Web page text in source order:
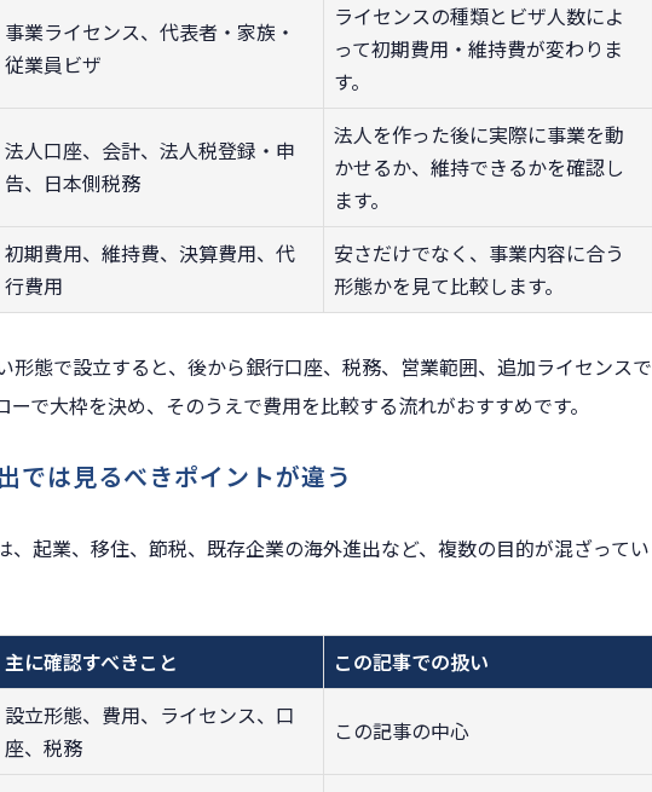
事業ライセンス、代表者・家族・
従業員ビザ
ライセンスの種類とビザ人数によ
って初期費用・維持費が変わりま
す。
法人口座、会計、法人税登録・申
告、日本側税務
法人を作った後に実際に事業を動
かせるか、維持できるかを確認し
ます。
初期費用、維持費、決算費用、代
行費用
安さだけでなく、事業内容に合う
形態かを見て比較します。
形態で設立すると、後から銀行口座、税務、営業範囲、追加ライセンスで
で大枠を決め、そのうえで費用を比較する流れがおすすめです。
では見るべきポイントが違う
、起業、移住、節税、既存企業の海外進出など、複数の目的が混ざってい
主に確認すべきこと この記事での扱い
設立形態、費用、ライセンス、口
座、税務
この記事の中心